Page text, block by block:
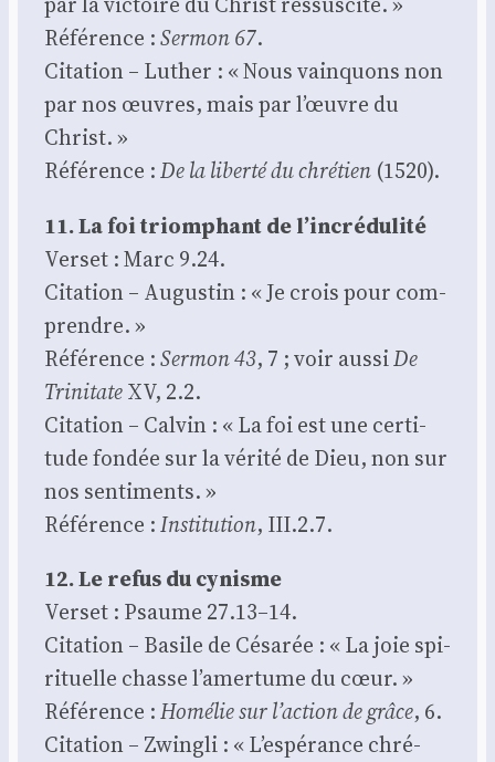
Réfé­rence :Ser­mon 67.
Cita­tion – Luther : « Nous vain­quons non
par nos œuvres, mais par l’œuvre du
Christ. »
Réfé­rence :De la liber­té du chré­tien (1520).
11. La foi triom­phant de l’incrédulité
Ver­set : Marc 9.24.
Cita­tion – Augus­tin : « Je crois pour com­
prendre. »
Réfé­rence :Ser­mon 43, 7 ; voir aus­siDe
Tri­ni­tateXV, 2.2.
Cita­tion – Cal­vin : « La foi est une cer­ti­
tude fon­dée sur la véri­té de Dieu, non sur
nos sen­ti­ments. »
Réfé­rence :Ins­ti­tu­tion, III.2.7.
12. Le refus du cynisme
Ver­set : Psaume 27.13–14.
Cita­tion – Basile de Césa­rée : « La joie spi­
ri­tuelle chasse l’amertume du cœur. »
Réfé­rence :Homé­lie sur l’action de grâce, 6.
Cita­tion – Zwin­gli : « L’espérance chré­